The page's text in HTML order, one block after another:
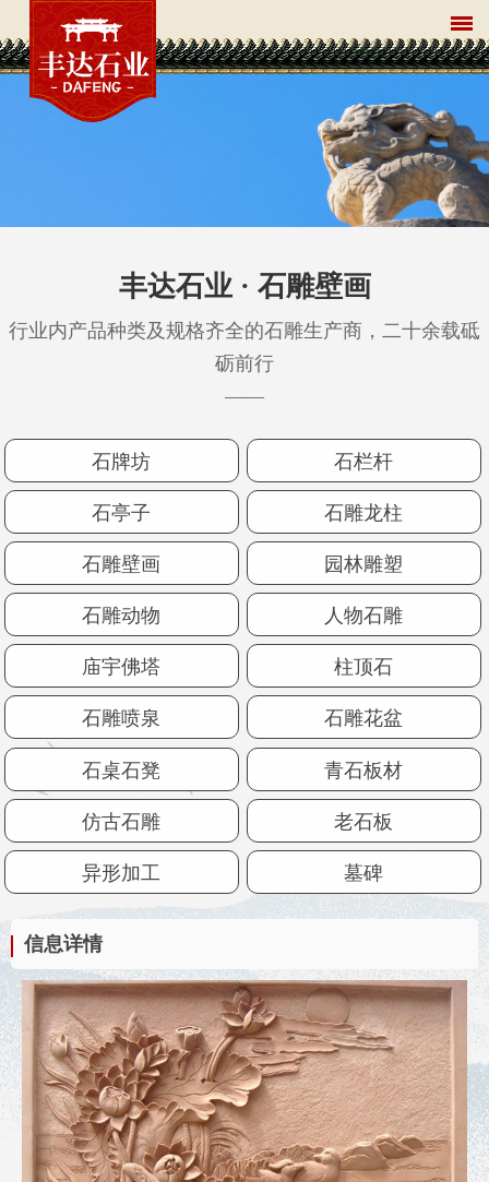
丰达石业 · 石雕壁画
行业内产品种类及规格齐全的石雕生产商，二十余载砥
砺前行
——
石牌坊 石栏杆
石亭子 石雕龙柱
石雕壁画 园林雕塑
石雕动物 人物石雕
庙宇佛塔 柱顶石
石雕喷泉 石雕花盆
石桌石凳 青石板材
仿古石雕 老石板
异形加工 墓碑
信息详情